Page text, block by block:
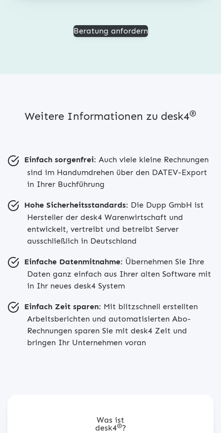
Beratung anfordern
Weitere Informationen zu desk4®
Einfach sorgenfrei: Auch viele kleine Rechnungen
sind im Handumdrehen über den DATEV-Export
in Ihrer Buchführung
Hohe Sicherheitsstandards: Die Dupp GmbH ist
Hersteller der desk4 Warenwirtschaft und
entwickelt, vertreibt und betreibt Server
ausschließlich in Deutschland
Einfache Datenmitnahme: Übernehmen Sie Ihre
Daten ganz einfach aus Ihrer alten Software mit
in Ihr neues desk4 System
Einfach Zeit sparen: Mit blitzschnell erstellten
Arbeitsberichten und automatisierten Abo-
Rechnungen sparen Sie mit desk4 Zeit und
bringen Ihr Unternehmen voran
Was ist
desk4®?